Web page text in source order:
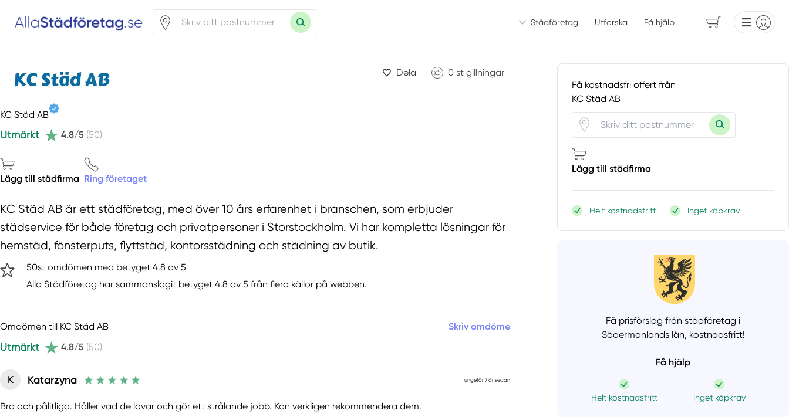
Städföretag Utforska Få hjälp
Dela 0 st gillningar
KC Städ AB
Utmärkt 4.8/5 (50)
Lägg till städfirma Ring företaget
KC Städ AB är ett städföretag, med över 10 års erfarenhet i branschen, som erbjuder
städservice för både företag och privatpersoner i Storstockholm. Vi har kompletta lösningar för
hemstäd, fönsterputs, flyttstäd, kontorsstädning och städning av butik.
50st omdömen med betyget 4.8 av 5
Alla Städföretag har sammanslagit betyget 4.8 av 5 från flera källor på webben.
Omdömen till KC Städ AB
Utmärkt 4.8/5 (50)
Skriv omdöme
K Katarzyna ungefär 7 år sedan
Bra och pålitliga. Håller vad de lovar och gör ett strålande jobb. Kan verkligen rekommendera dem.
Få kostnadsfri offert från
KC Städ AB
Lägg till städfirma
Helt kostnadsfritt Inget köpkrav
Få prisförslag från städföretag i
Södermanlands län, kostnadsfritt!
Få hjälp
Helt kostnadsfritt Inget köpkrav